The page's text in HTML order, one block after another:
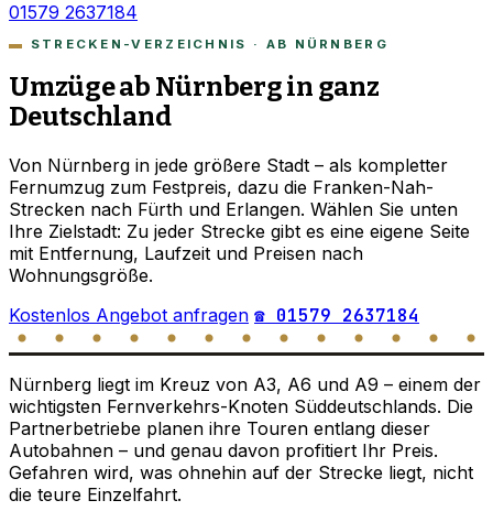
01579 2637184
STRECKEN-VERZEICHNIS · AB NÜRNBERG
Umzüge ab Nürnberg in ganz
Deutschland
Von Nürnberg in jede größere Stadt – als kompletter
Fernumzug zum Festpreis, dazu die Franken-Nah-
Strecken nach Fürth und Erlangen. Wählen Sie unten
Ihre Zielstadt: Zu jeder Strecke gibt es eine eigene Seite
mit Entfernung, Laufzeit und Preisen nach
Wohnungsgröße.
Kostenlos Angebot anfragen ☎ 01579 2637184
Nürnberg liegt im Kreuz von A3, A6 und A9 – einem der
wichtigsten Fernverkehrs-Knoten Süddeutschlands. Die
Partnerbetriebe planen ihre Touren entlang dieser
Autobahnen – und genau davon profitiert Ihr Preis.
Gefahren wird, was ohnehin auf der Strecke liegt, nicht
die teure Einzelfahrt.